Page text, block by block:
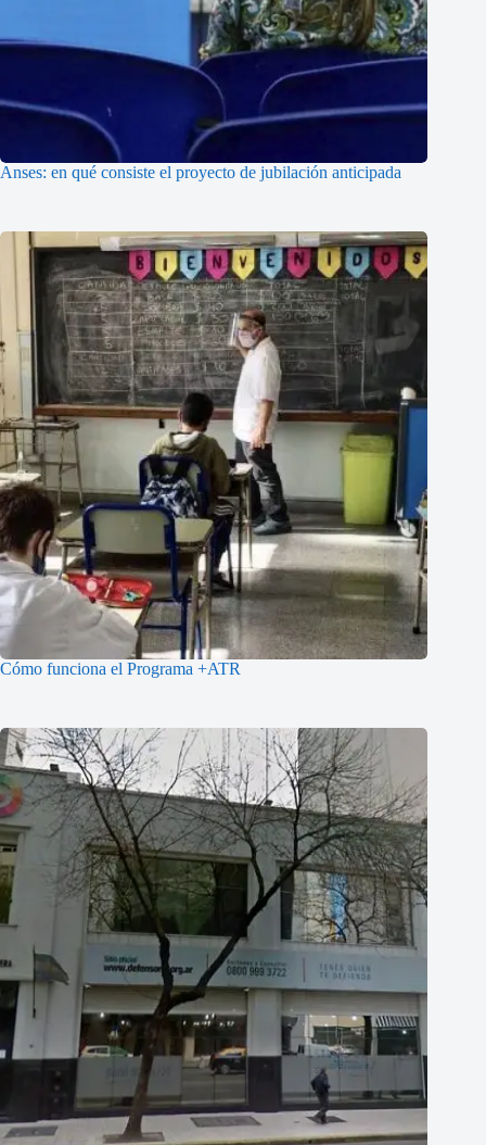
Anses: en qué consiste el proyecto de jubilación anticipada
Cómo funciona el Programa +ATR